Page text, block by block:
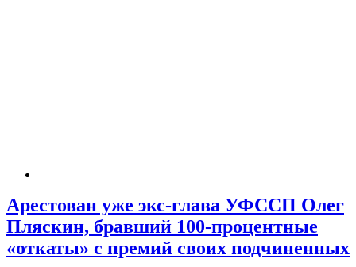
Арестован уже экс-глава УФССП Олег
Пляскин, бравший 100-процентные
«откаты» с премий своих подчиненных